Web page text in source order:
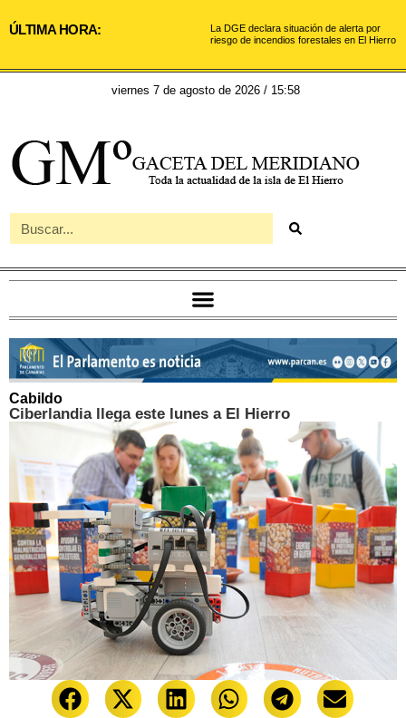
ÚLTIMA HORA:
La DGE declara situación de alerta por
riesgo de incendios forestales en El Hierro
viernes 7 de agosto de 2026 / 15:58
Cabildo
Ciberlandia llega este lunes a El Hierro